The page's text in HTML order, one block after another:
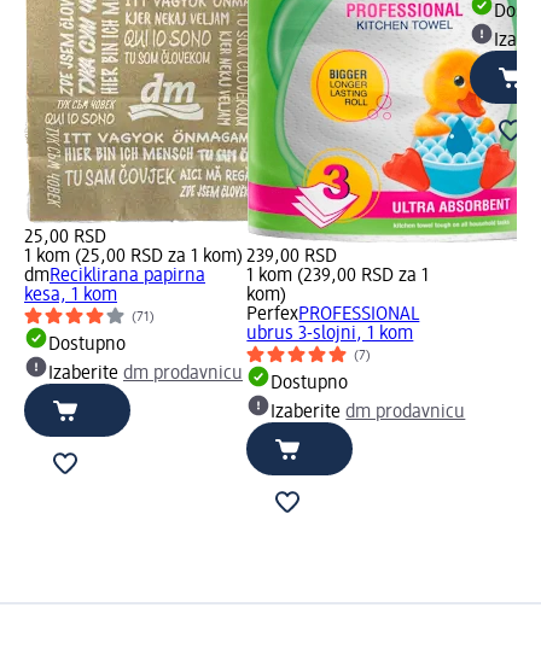
25,00 RSD
1 kom (25,00 RSD za 1 kom)
dmReciklirana papirna
kesa, 1 kom
(71)
Dostupno
Izaberite dm prodavnicu
239,00 RSD
1 kom (239,00 RSD za 1
kom)
PerfexPROFESSIONAL
ubrus 3-slojni, 1 kom
(7)
Dostupno
Izaberitedm prodavnicu